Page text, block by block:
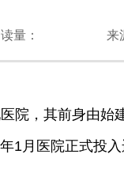
量： 来
，其前身由
月医院正式投